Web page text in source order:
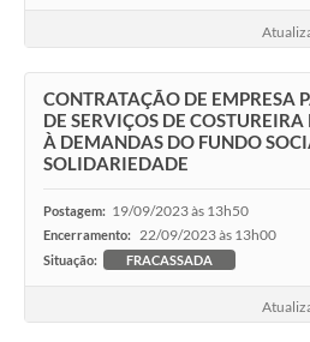
CONTRATAÇÃO DE EMPRESA
DE SERVIÇOS DE
À DEMANDAS DO FUNDO
SOLIDARIEDADE
Postagem: 19/09/2023 às 13h50
Encerramento: 22/09/2023 às 13h00
Situação: FRACASSADA